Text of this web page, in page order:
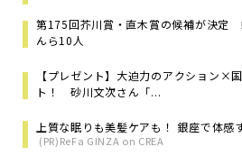
第175回芥川賞・直木賞の候補が決定
んら10人
【プレゼント】大迫力のアクション×
ト！ 砂川文次さん「...
上質な眠りも美髪ケアも！ 銀座で体感
(PR)ReFa GINZA on CREA